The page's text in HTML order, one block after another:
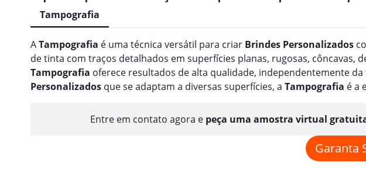
Tampografia
ATampografia é uma técnica versátil para criar Brindes Personalizados
de tinta com traços detalhados em superfícies planas, rugosas, côncavas,
Tampografia oferece resultados de alta qualidade, independentemente
Personalizados que se adaptam a diversas superfícies, a Tampografia é a
Entre em contato agora e peça uma amostra virtual
Garanta